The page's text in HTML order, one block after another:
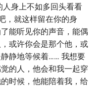
身上不如多回头看看
，就这样留在你的身
能听见你的声音，能偶
或许你会是那个他，或
静地等候着…… 我想要
的人，他会和我一起穿
时候，他能陪着我，给